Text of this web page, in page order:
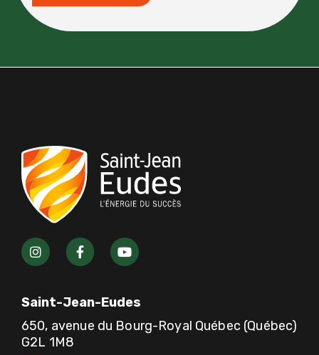
I
n
s
a
g
r
a
m
F
a
c
o
o
k
Y
o
u
u
b
e
Saint-Jean-Eudes
650, avenue du Bourg-Royal Québec (Québec)
G2L 1M8